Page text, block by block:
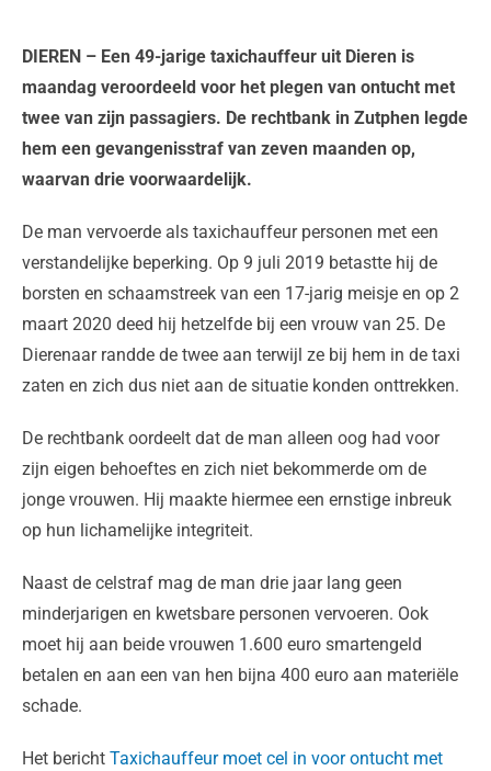
DIEREN – Een 49-jarige taxichauffeur uit Dieren is
maandag veroordeeld voor het plegen van ontucht met
twee van zijn passagiers. De rechtbank in Zutphen legde
hem een gevangenisstraf van zeven maanden op,
waarvan drie voorwaardelijk.
De man vervoerde als taxichauffeur personen met een
verstandelijke beperking. Op 9 juli 2019 betastte hij de
borsten en schaamstreek van een 17-jarig meisje en op 2
maart 2020 deed hij hetzelfde bij een vrouw van 25. De
Dierenaar randde de twee aan terwijl ze bij hem in de taxi
zaten en zich dus niet aan de situatie konden onttrekken.
De rechtbank oordeelt dat de man alleen oog had voor
zijn eigen behoeftes en zich niet bekommerde om de
jonge vrouwen. Hij maakte hiermee een ernstige inbreuk
op hun lichamelijke integriteit.
Naast de celstraf mag de man drie jaar lang geen
minderjarigen en kwetsbare personen vervoeren. Ook
moet hij aan beide vrouwen 1.600 euro smartengeld
betalen en aan een van hen bijna 400 euro aan materiële
schade.
Het bericht Taxichauffeur moet cel in voor ontucht met